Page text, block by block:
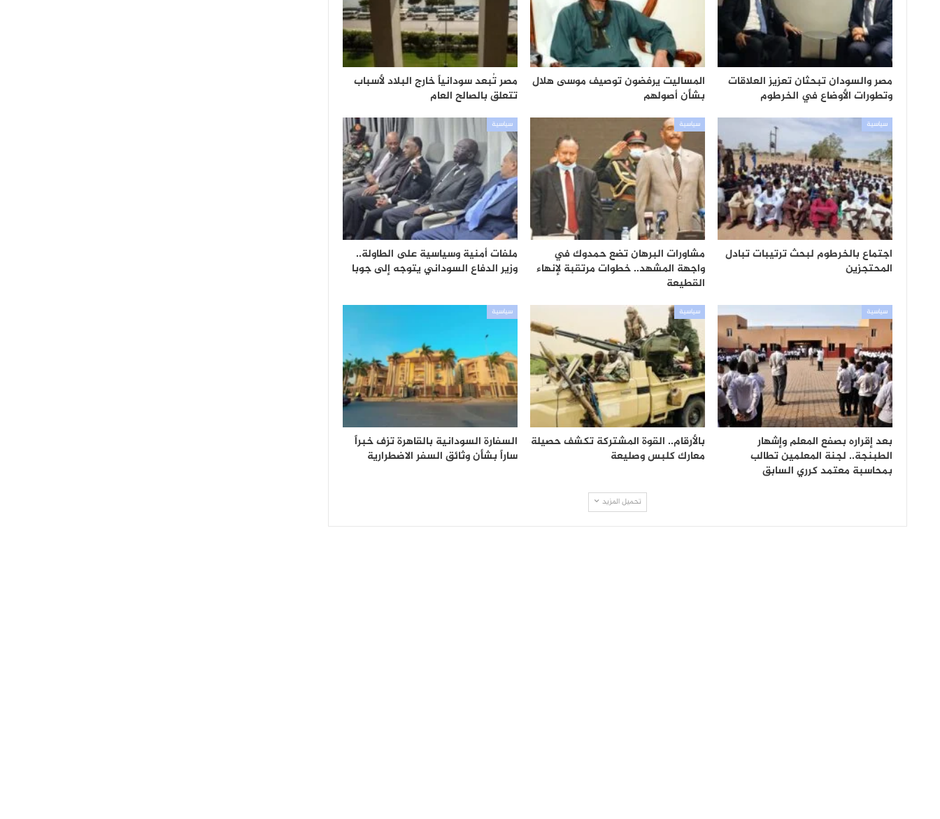
مصر والسودان تبحثان تعزيز العلاقات
وتطورات الأوضاع في الخرطوم
المساليت يرفضون توصيف موسى هلال
بشأن أصولهم
مصر تُبعد سودانياً خارج البلاد لأسباب
تتعلق بالصالح العام
سياسية
اجتماع بالخرطوم لبحث ترتيبات تبادل
المحتجزين
سياسية
مشاورات البرهان تضع حمدوك في
واجهة المشهد.. خطوات مرتقبة لإنهاء
القطيعة
سياسية
ملفات أمنية وسياسية على الطاولة..
وزير الدفاع السوداني يتوجه إلى جوبا
سياسية
بعد إقراره بصفع المعلم وإشهار
الطبنجة.. لجنة المعلمين تطالب
بمحاسبة معتمد كرري السابق
سياسية
بالأرقام.. القوة المشتركة تكشف حصيلة
معارك كلبس وصليعة
سياسية
السفارة السودانية بالقاهرة تزف خبراً
ساراً بشأن وثائق السفر الاضطرارية
تحميل المزيد